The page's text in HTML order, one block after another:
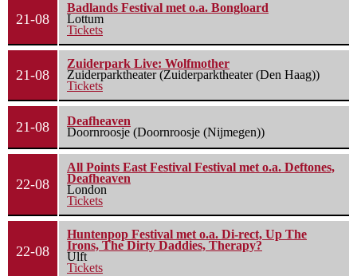
21-08
Badlands Festival met o.a. Bongloard
Lottum
Tickets
21-08
Zuiderpark Live: Wolfmother
Zuiderparktheater (Zuiderparktheater (Den Haag))
Tickets
21-08
Deafheaven
Doornroosje (Doornroosje (Nijmegen))
22-08
All Points East Festival Festival met o.a. Deftones,
Deafheaven
London
Tickets
22-08
Huntenpop Festival met o.a. Di-rect, Up The
Irons, The Dirty Daddies, Therapy?
Ulft
Tickets